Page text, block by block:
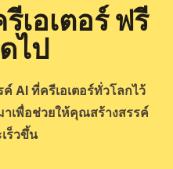
เอเตอร์ ฟรี
ไป
AI ที่ครีเอเตอร์ทั่วโลกไว้
เพื่อช่วยให้คุณสร้างสรรค์
ร็วขึ้น